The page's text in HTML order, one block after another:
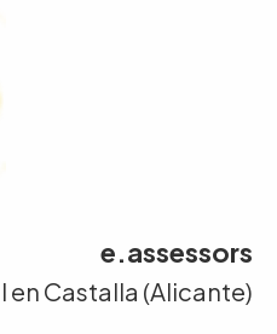
e.assessors
en Castalla (Alicante)